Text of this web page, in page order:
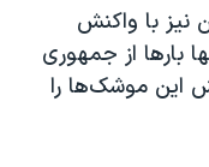
نیز با واکنش
بارها از جمهوری
این موشک‌ها را